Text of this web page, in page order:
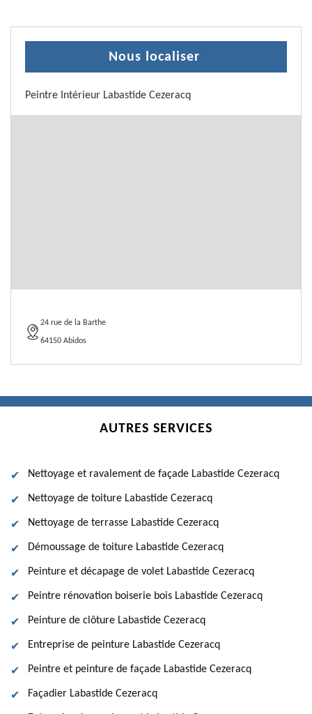
Nous localiser
Peintre Intérieur Labastide Cezeracq
24 rue de la Barthe
64150 Abidos
AUTRES SERVICES
Nettoyage et ravalement de façade Labastide Cezeracq
Nettoyage de toiture Labastide Cezeracq
Nettoyage de terrasse Labastide Cezeracq
Démoussage de toiture Labastide Cezeracq
Peinture et décapage de volet Labastide Cezeracq
Peintre rénovation boiserie bois Labastide Cezeracq
Peinture de clôture Labastide Cezeracq
Entreprise de peinture Labastide Cezeracq
Peintre et peinture de façade Labastide Cezeracq
Façadier Labastide Cezeracq